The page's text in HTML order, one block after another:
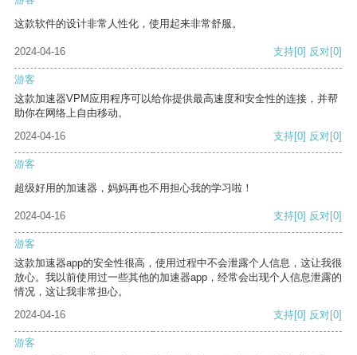
这款软件的设计非常人性化，使用起来非常舒服。
2024-04-16 支持[0] 反对[0]
游客
这款加速器VPM应用程序可以给你提供最高速度和安全性的连接，并帮
助你在网络上自由移动。
2024-04-16
支持[0] 反对[0]
游客
超级好用的加速器，妈妈再也不用担心我的学习啦！
2024-04-16 支持[0] 反对[0]
游客
这款加速器app的安全性很高，使用过程中不会泄露个人信息，这让我很
放心。我以前使用过一些其他的加速器app，经常会出现个人信息泄露的
情况，这让我非常担心。
2024-04-16
支持[0] 反对[0]
游客